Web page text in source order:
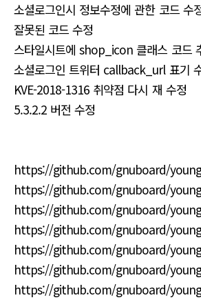
소셜로그인시 정보수정에 관한 코드 수
잘못된 코드 수정
스타일시트에 shop_icon 클래스 코드
소셜로그인 트위터 callback_url 표기
KVE-2018-1316 취약점 다시 재 수정
5.3.2.2 버전 수정
https://github.com/gnuboard/
https://github.com/gnuboard/
https://github.com/gnuboard/
https://github.com/gnuboard/
https://github.com/gnuboard/
https://github.com/gnuboard/
https://github.com/gnuboard/